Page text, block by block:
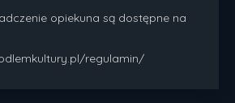
opiekuna są dostępne na
regulamin/